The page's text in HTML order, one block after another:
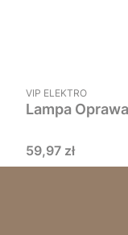
PRODUCENT
VIP ELEKTRO
Cena
59,97 zł